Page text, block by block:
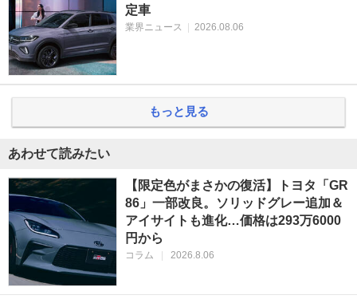
定車
業界ニュース 2026.08.06
もっと見る
あわせて読みたい
【限定色がまさかの復活】トヨタ「GR
86」一部改良。ソリッドグレー追加＆
アイサイトも進化…価格は293万6000
円から
コラム 2026.8.06